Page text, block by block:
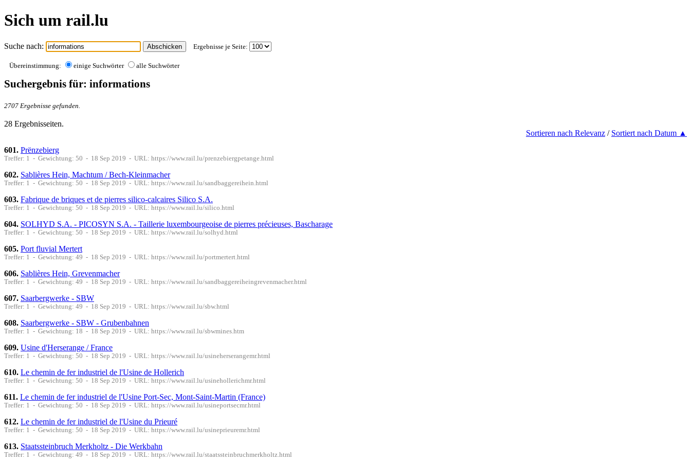
Sich um rail.lu
Suche nach: Ergebnisse je Seite:
Übereinstimmung: einige Suchwörter alle Suchwörter
Suchergebnis für: informations
2707 Ergebnisse gefunden.
28 Ergebnisseiten.
Sortieren nach Relevanz / Sortiert nach Datum ▲
601. Prënzebierg
Treffer: 1 - Gewichtung: 50 - 18 Sep 2019 - URL: https://www.rail.lu/prenzebiergpetange.html
602. Sablières Hein, Machtum / Bech-Kleinmacher
Treffer: 1 - Gewichtung: 50 - 18 Sep 2019 - URL: https://www.rail.lu/sandbaggereihein.html
603. Fabrique de briques et de pierres silico-calcaires Silico S.A.
Treffer: 1 - Gewichtung: 50 - 18 Sep 2019 - URL: https://www.rail.lu/silico.html
604. SOLHYD S.A. - PICOSYN S.A. - Taillerie luxembourgeoise de pierres précieuses, Bascharage
Treffer: 1 - Gewichtung: 50 - 18 Sep 2019 - URL: https://www.rail.lu/solhyd.html
605. Port fluvial Mertert
Treffer: 1 - Gewichtung: 49 - 18 Sep 2019 - URL: https://www.rail.lu/portmertert.html
606. Sablières Hein, Grevenmacher
Treffer: 1 - Gewichtung: 49 - 18 Sep 2019 - URL: https://www.rail.lu/sandbaggereiheingrevenmacher.html
607. Saarbergwerke - SBW
Treffer: 1 - Gewichtung: 49 - 18 Sep 2019 - URL: https://www.rail.lu/sbw.html
608. Saarbergwerke - SBW - Grubenbahnen
Treffer: 1 - Gewichtung: 18 - 18 Sep 2019 - URL: https://www.rail.lu/sbwmines.htm
609. Usine d'Herserange / France
Treffer: 1 - Gewichtung: 50 - 18 Sep 2019 - URL: https://www.rail.lu/usineherserangemr.html
610. Le chemin de fer industriel de l'Usine de Hollerich
Treffer: 1 - Gewichtung: 50 - 18 Sep 2019 - URL: https://www.rail.lu/usinehollerichmr.html
611. Le chemin de fer industriel de l'Usine Port-Sec, Mont-Saint-Martin (France)
Treffer: 1 - Gewichtung: 50 - 18 Sep 2019 - URL: https://www.rail.lu/usineportsecmr.html
612. Le chemin de fer industriel de l'Usine du Prieuré
Treffer: 1 - Gewichtung: 50 - 18 Sep 2019 - URL: https://www.rail.lu/usineprieuremr.html
613. Staatssteinbruch Merkholtz - Die Werkbahn
Treffer: 1 - Gewichtung: 49 - 18 Sep 2019 - URL: https://www.rail.lu/staatssteinbruchmerkholtz.html